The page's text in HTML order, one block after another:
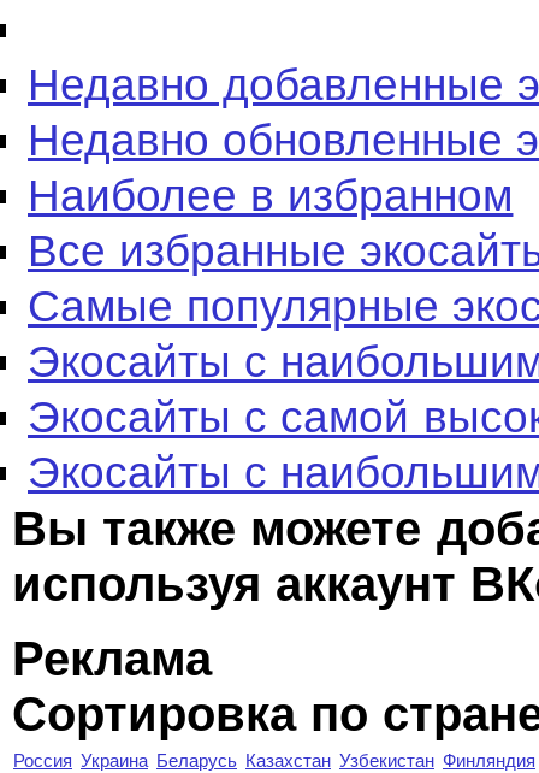
Недавно добавленные
Недавно обновленные
Наиболее в избранном
Все избранные
Самые популярные
Экосайты с
Экосайты с самой
Экосайты с
Вы также можете
используя аккаунт
Реклама
Сортировка по
Россия Украина Беларусь Казахстан Узбекистан Финляндия